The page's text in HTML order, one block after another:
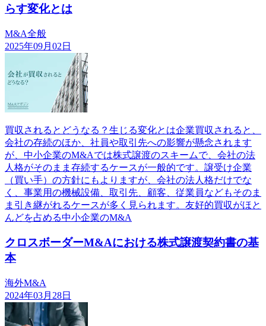
らす変化とは
M&A全般
2025年09月02日
買収されるとどうなる？生じる変化とは企業買収されると、
会社の存続のほか、社員や取引先への影響が懸念されます
が、中小企業のM&Aでは株式譲渡のスキームで、会社の法
人格がそのまま存続するケースが一般的です。譲受け企業
（買い手）の方針にもよりますが、会社の法人格だけでな
く、事業用の機械設備、取引先、顧客、従業員などもそのま
ま引き継がれるケースが多く見られます。友好的買収がほと
んどを占める中小企業のM&A
クロスボーダーM&Aにおける株式譲渡契約書の基
本
海外M&A
2024年03月28日